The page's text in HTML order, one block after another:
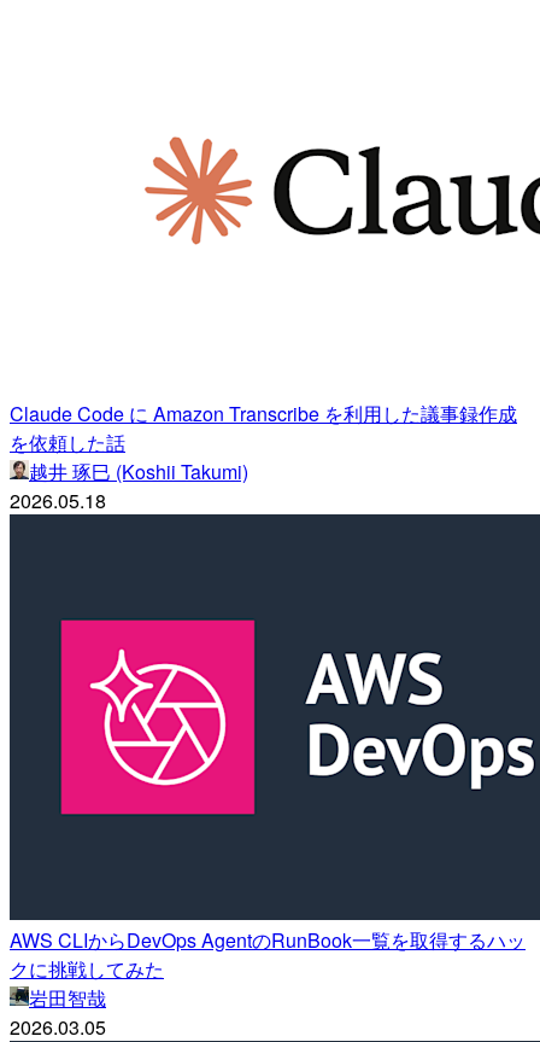
Claude Code に Amazon Transcribe を利用した議事録作成
を依頼した話
越井 琢巳 (Koshii Takumi)
2026.05.18
AWS CLIからDevOps AgentのRunBook一覧を取得するハッ
クに挑戦してみた
岩田智哉
2026.03.05